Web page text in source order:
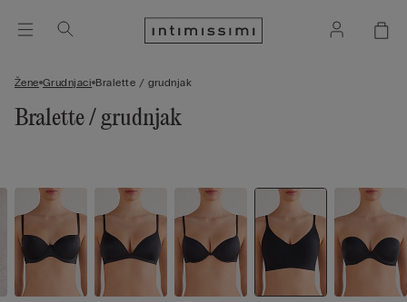
Žene Grudnjaci Bralette / grudnjak
Bralette / grudnjak